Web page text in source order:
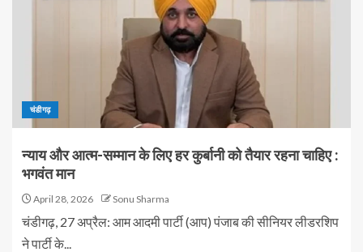
चंडीगढ़
न्याय और आत्म-सम्मान के लिए हर कुर्बानी को तैयार रहना चाहिए :
भगवंत मान
April 28, 2026 Sonu Sharma
चंडीगढ़, 27 अप्रैल: आम आदमी पार्टी (आप) पंजाब की सीनियर लीडरशिप
ने पार्टी के...